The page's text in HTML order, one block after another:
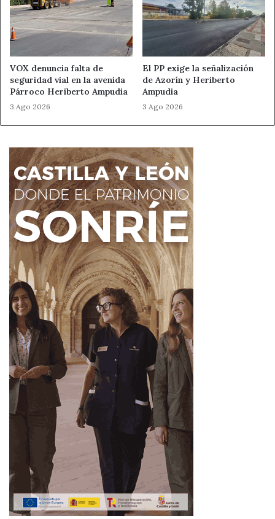
VOX denuncia falta de
seguridad vial en la avenida
Párroco Heriberto Ampudia
3 Ago 2026
El PP exige la señalización
de Azorín y Heriberto
Ampudia
3 Ago 2026